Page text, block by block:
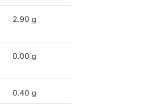
2.90 g
0.00 g
0.40 g